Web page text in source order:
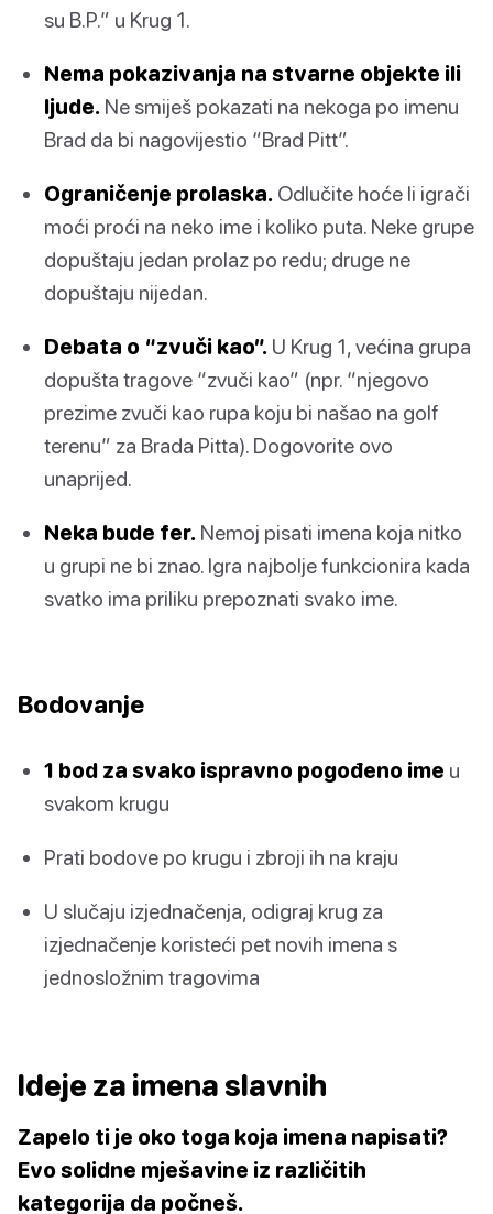
su B.P.” u Krug 1.
Nema pokazivanja na stvarne objekte ili
ljude. Ne smiješ pokazati na nekoga po imenu
Brad da bi nagovijestio “Brad Pitt”.
Ograničenje prolaska. Odlučite hoće li igrači
moći proći na neko ime i koliko puta. Neke grupe
dopuštaju jedan prolaz po redu; druge ne
dopuštaju nijedan.
Debata o “zvuči kao”. U Krug 1, većina grupa
dopušta tragove “zvuči kao” (npr. “njegovo
prezime zvuči kao rupa koju bi našao na golf
terenu” za Brada Pitta). Dogovorite ovo
unaprijed.
Neka bude fer. Nemoj pisati imena koja nitko
u grupi ne bi znao. Igra najbolje funkcionira kada
svatko ima priliku prepoznati svako ime.
Bodovanje
1 bod za svako ispravno pogođeno ime u
svakom krugu
Prati bodove po krugu i zbroji ih na kraju
U slučaju izjednačenja, odigraj krug za
izjednačenje koristeći pet novih imena s
jednosložnim tragovima
Ideje za imena slavnih
Zapelo ti je oko toga koja imena napisati?
Evo solidne mješavine iz različitih
kategorija da počneš.